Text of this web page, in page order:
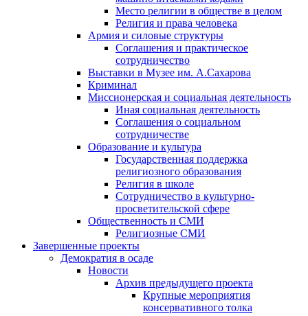
Место религии в обществе в целом
Религия и права человека
Армия и силовые структуры
Соглашения и практическое
сотрудничество
Выставки в Музее им. А.Сахарова
Криминал
Миссионерская и социальная деятельность
Иная социальная деятельность
Соглашения о социальном
сотрудничестве
Образование и культура
Государственная поддержка
религиозного образования
Религия в школе
Сотрудничество в культурно-
просветительской сфере
Общественность и СМИ
Религиозные СМИ
Завершенные проекты
Демократия в осаде
Новости
Архив предыдущего проекта
Крупные мероприятия
консервативного толка